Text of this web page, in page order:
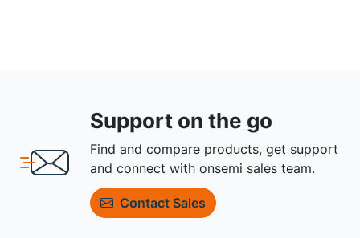
Support on the go
Find and compare products, get support
and connect with onsemi sales team.
Contact Sales